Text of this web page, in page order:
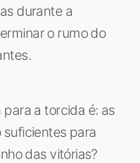
durante a
o rumo do
a torcida é: as
suficientes para
das vitórias?